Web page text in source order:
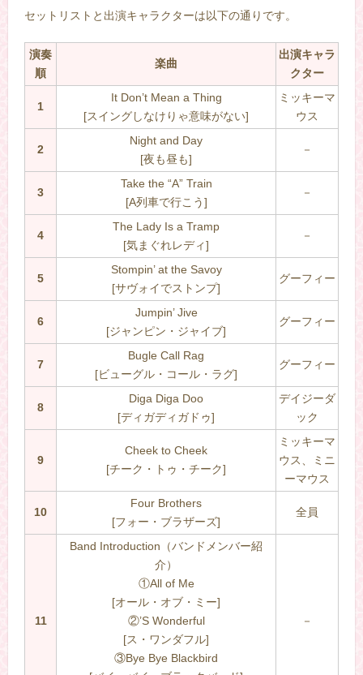
セットリストと出演キャラクターは以下の通りです。
演奏
順
楽曲
出演キャラ
クター
1
It Don’t Mean a Thing
[スイングしなけりゃ意味がない]
ミッキーマ
ウス
2
Night and Day
[夜も昼も]
－
3
Take the “A” Train
[A列車で行こう]
－
4
The Lady Is a Tramp
[気まぐれレディ]
－
5
Stompin’ at the Savoy
[サヴォイでストンプ]
グーフィー
6
Jumpin’ Jive
[ジャンピン・ジャイブ]
グーフィー
7
Bugle Call Rag
[ビューグル・コール・ラグ]
グーフィー
8
Diga Diga Doo
[ディガディガドゥ]
デイジーダ
ック
9
Cheek to Cheek
[チーク・トゥ・チーク]
ミッキーマ
ウス、ミニ
ーマウス
10
Four Brothers
[フォー・ブラザーズ]
全員
11
Band Introduction（バンドメンバー紹
介）
①All of Me
[オール・オブ・ミー]
②’S Wonderful
[ス・ワンダフル]
③Bye Bye Blackbird
－